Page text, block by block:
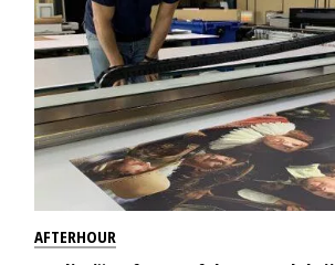
AFTERHOUR